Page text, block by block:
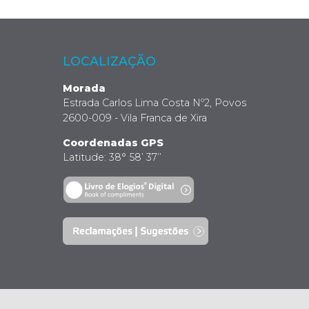
LOCALIZAÇÃO
Morada
Estrada Carlos Lima Costa Nº2, Povos
2600-009 - Vila Franca de Xira
Coordenadas GPS
Latitude: 38° 58’ 37’’